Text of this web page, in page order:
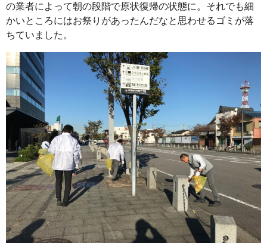
の業者によって朝の段階で原状復帰の状態に。それでも細
かいところにはお祭りがあったんだなと思わせるゴミが落
ちていました。